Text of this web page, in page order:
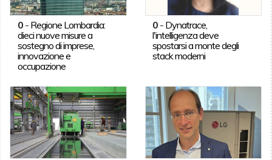
0- Regione Lombardia:
dieci nuove misure a
sostegno di imprese,
innovazione e
occupazione
0 - Dynatrace,
l'intelligenza deve
spostarsi a monte degli
stack moderni